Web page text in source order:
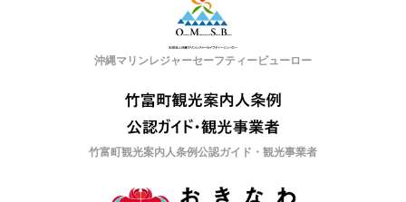
沖縄マリンレジャーセーフティービューロー
竹富町観光案内人条例公認ガイド・観光事業者